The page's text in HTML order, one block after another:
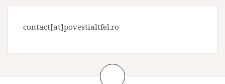
contact[at]povestialtfel.ro